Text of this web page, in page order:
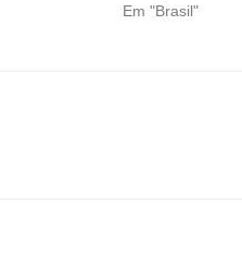
Em "Brasil"